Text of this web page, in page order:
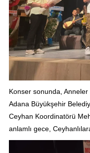
Konser sonunda,
Adana Büyükşehir
Ceyhan Koordinatörü
anlamlı gece,